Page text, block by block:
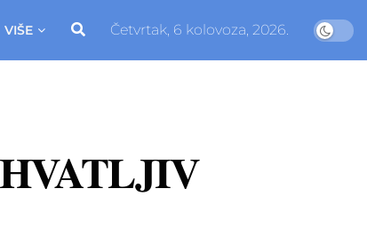
VIŠE Četvrtak, 6 kolovoza, 2026.